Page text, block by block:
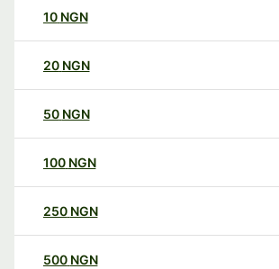
10 NGN
20 NGN
50 NGN
100 NGN
250 NGN
500 NGN